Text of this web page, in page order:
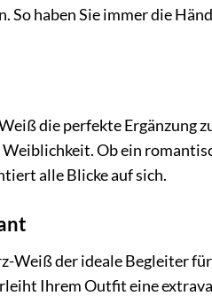
haben Sie immer die
die perfekte Ergänzung
Ob ein
alle Blicke auf sich.
Weiß der ideale Begleiter
Ihrem Outfit eine